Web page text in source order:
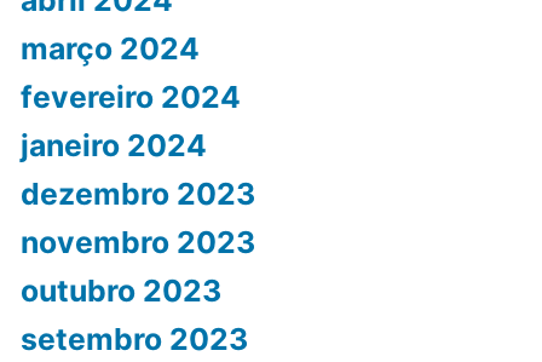
março 2024
fevereiro 2024
janeiro 2024
dezembro 2023
novembro 2023
outubro 2023
setembro 2023